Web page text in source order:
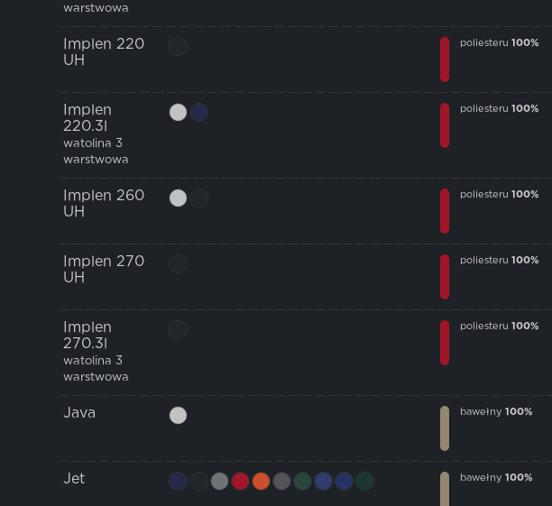
warstwowa
Implen 220
UH
poliesteru 100%
Implen
220.3l
watolina 3
warstwowa
poliesteru 100%
Implen 260
UH
poliesteru 100%
Implen 270
UH
poliesteru 100%
Implen
270.3l
watolina 3
warstwowa
poliesteru 100%
Java bawełny 100%
Jet bawełny 100%